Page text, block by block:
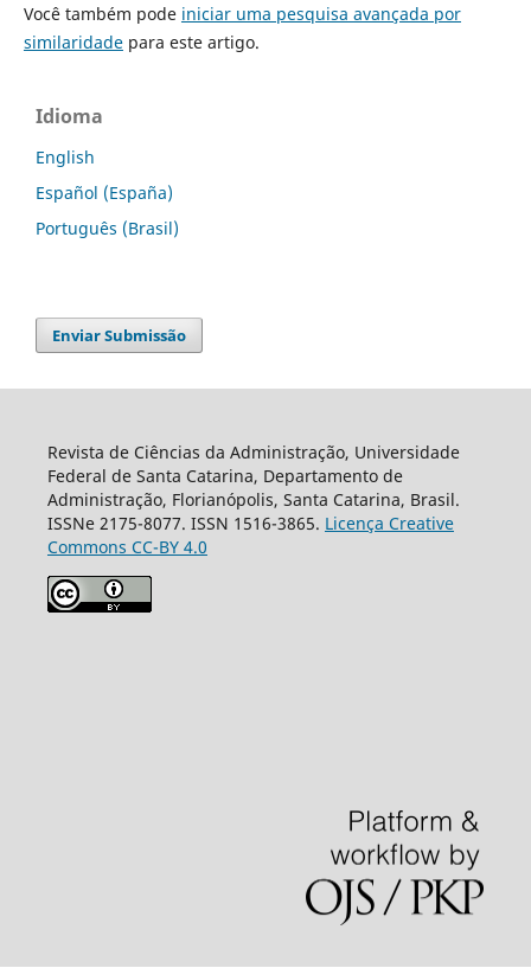
Você também pode iniciar uma pesquisa avançada por
similaridadepara este artigo.
Idioma
English
Español (España)
Português (Brasil)
Enviar Submissão
Revista de Ciências da Administração, Universidade
Federal de Santa Catarina, Departamento de
Administração, Florianópolis, Santa Catarina, Brasil.
ISSNe 2175-8077. ISSN 1516-3865. Licença Creative
Commons CC-BY 4.0